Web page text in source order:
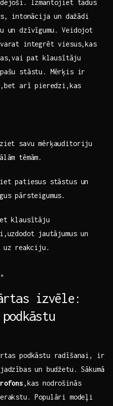
‌Izmantojiet ‌tādus
intonācija ⁣un dažādi‌
dzīvīgumu. Veidojot
‍integrēt viesus,kas
pat klausītāju
stāstu. Mērķis ir
arī pieredzi,kas
savu mērķauditoriju
tēmām.
patiesus stāstus un
​pārsteigumus.
klausītāju
⁢jautājumus un
reakciju.
izvēle:⁢
​podkāstu radīšanai, ir
un budžetu. Sākumā⁣
,kas nodrošinās
Populāri modeļi